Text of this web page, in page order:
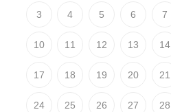
3 4 5 6 7
10 11 12 13 14
17 18 19 20 21
24 25 26 27 28